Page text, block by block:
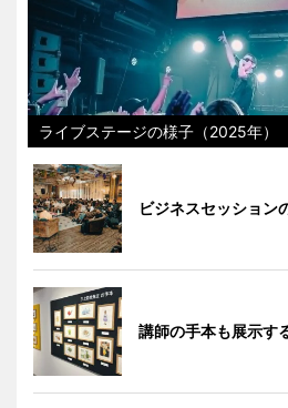
ライブステージの様子（2025年）
ビジネスセッション
講師の手本も展示す